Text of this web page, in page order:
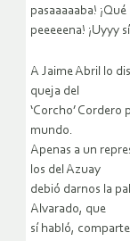
pasaaaaaba! ¡Qué
peeeeena! ¡Uyyy
A Jaime Abril lo
queja del
‘Corcho’
mundo.
Apenas a un
los del Azuay
debió darnos la
Alvarado, que
sí habló,